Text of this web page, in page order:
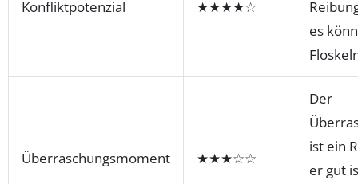
Konfliktpotenzial ★★★★☆
es
Überraschungsmoment ★★★☆☆
Der
ist ein
er gut